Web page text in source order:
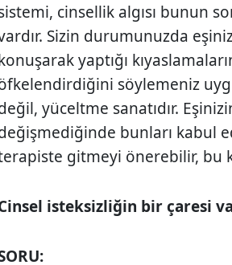
cinsellik algısı bunun
Sizin durumunuzda
yaptığı
söylemeniz
yüceltme sanatıdır.
bunları kabul
gitmeyi önerebilir, bu
isteksizliğin bir çaresi